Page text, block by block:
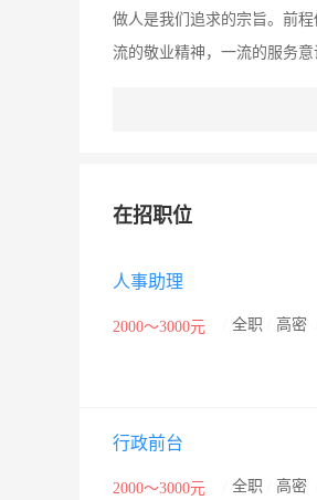
做人是我们追求的宗旨。前
流的敬业精神，一流的服务
在招职位
人事助理
2000～3000元 全职 高密
行政前台
2000～3000元 全职 高密